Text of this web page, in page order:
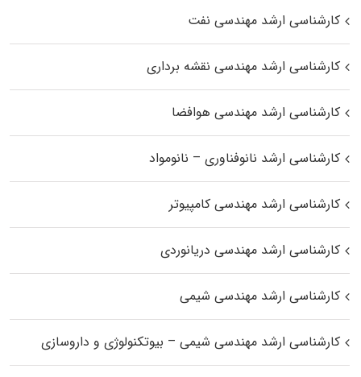
کارشناسی ارشد مهندسی نفت
کارشناسی ارشد مهندسی نقشه برداری
کارشناسی ارشد مهندسی هوافضا
کارشناسی ارشد نانوفناوری – نانومواد
کارشناسی ارشد مهندسی کامپیوتر
کارشناسی ارشد مهندسی دریانوردی
کارشناسی ارشد مهندسی شیمی
کارشناسی ارشد مهندسی شیمی – بیوتکنولوژی و داروسازی